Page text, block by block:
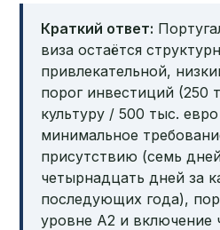
Краткий ответ:
виза остаётся
привлекательной,
порог инвестиций (250
культуру / 500 тыс.
минимальное
присутствию (семь
четырнадцать дней за
последующих года),
уровне A2 и включение